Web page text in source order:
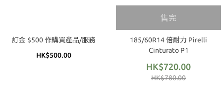
訂金 $500 作購買產品/服務
HK$500.00
售完
185/60R14 倍耐力 Pirelli
Cinturato P1
HK$720.00
HK$780.00